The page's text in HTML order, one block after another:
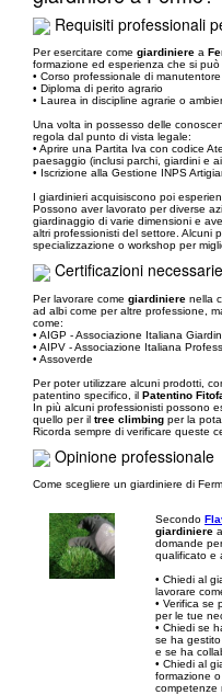
Requisiti professionali
Per esercitare come giardiniere a
formazione ed esperienza che si può
• Corso professionale di
• Diploma di perito agrario
• Laurea in discipline agrarie o
Una volta in possesso delle
regola dal punto di vista legale:
• Aprire una Partita Iva con codice
paesaggio (inclusi parchi, giardini e
• Iscrizione alla Gestione INPS
I giardinieri acquisiscono poi
Possono aver lavorato per diverse
giardinaggio di varie dimensioni e
altri professionisti del settore. Alcuni
specializzazione o workshop per
Certificazioni necessarie
Per lavorare come giardiniere nella
ad albi come per altre professione,
come:
• AIGP - Associazione Italiana
• AIPV - Associazione Italiana
• Assoverde
Per poter utilizzare alcuni prodotti,
patentino specifico, il Patentino
In più alcuni professionisti possono
quello per il tree climbing per la
Ricorda sempre di verificare queste
Opinione professionale
Come scegliere un giardiniere di
Secondo
giardiniere a
domande
qualificato e
• Chiedi al
lavorare
• Verifica se
per le tue
• Chiedi se
se ha
e se ha
• Chiedi al
formazione
competenze